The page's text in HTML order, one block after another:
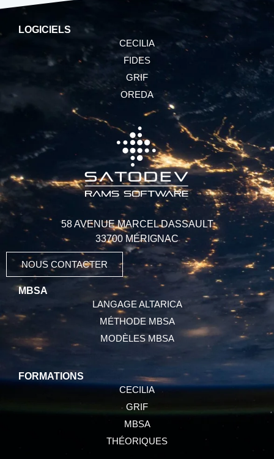
LOGICIELS
CECILIA
FIDES
GRIF
OREDA
MBSA
LANGAGE ALTARICA
MÉTHODE MBSA
MODÈLES MBSA
58 AVENUE MARCEL DASSAULT
33700 MÉRIGNAC
NOUS CONTACTER
FORMATIONS
CECILIA
GRIF
MBSA
THÉORIQUES